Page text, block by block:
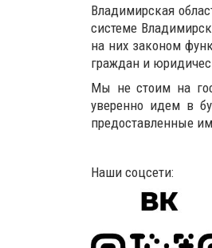
Владимирская
системе
на них законом
граждан и
Мы не стоим на
уверенно идем в
предоставленные
Наши соцсети: